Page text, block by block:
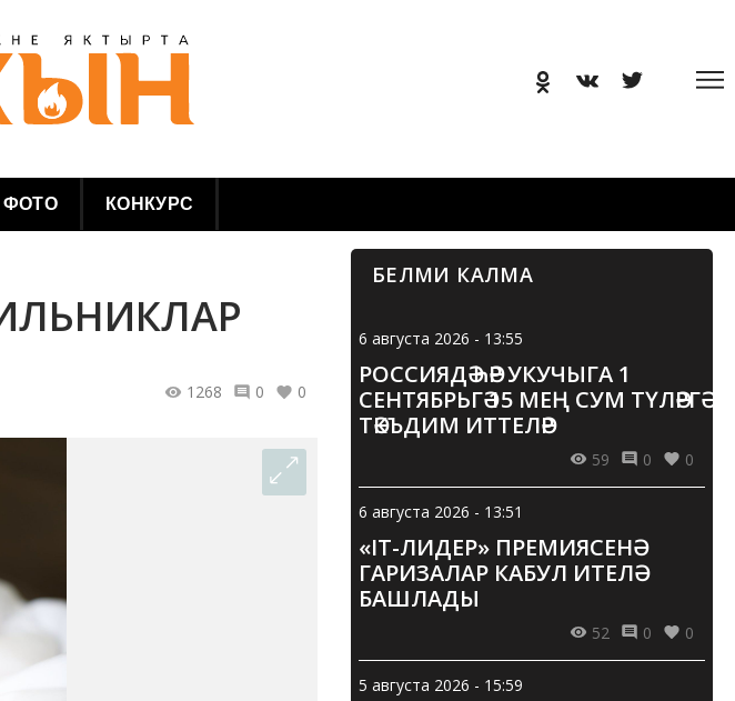
ФОТО КОНКУРС
1268 0 0
БЕЛМИ КАЛМА
6 августа 2026 - 13:55
РОССИЯДӘ ҺӘР УКУЧЫГА 1
СЕНТЯБРЬГӘ 15 МЕҢ СУМ ТҮЛӘРГӘ
ТӘКЪДИМ ИТТЕЛӘР
59 0 0
6 августа 2026 - 13:51
«IT-ЛИДЕР» ПРЕМИЯСЕНӘ
ГАРИЗАЛАР КАБУЛ ИТЕЛӘ
БАШЛАДЫ
52 0 0
5 августа 2026 - 15:59